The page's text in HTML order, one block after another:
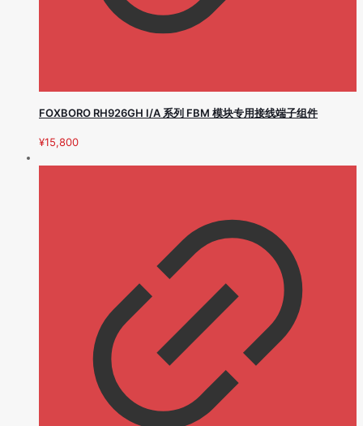
FOXBORO RH926GH I/A 系列 FBM 模块专用接线端子组件
¥15,800